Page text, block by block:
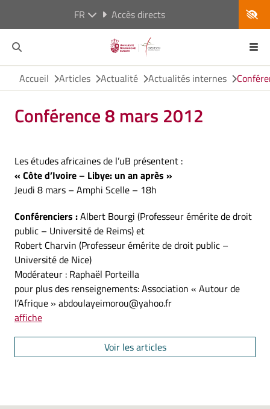
FR Accès directs
Accueil Articles Actualité Actualités internes
Conférence 8 mars 2012
Les études africaines de l’uB présentent :
« Côte d’Ivoire – Libye: un an après »
Jeudi 8 mars – Amphi Scelle – 18h
Conférenciers :Albert Bourgi (Professeur émérite de droit
public – Université de Reims) et
Robert Charvin (Professeur émérite de droit public –
Université de Nice)
Modérateur : Raphaël Porteilla
pour plus des renseignements: Association « Autour de
l’Afrique » abdoulayeimorou@yahoo.fr
affiche
Voir les articles